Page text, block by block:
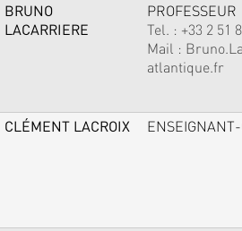
BRUNO
LACARRIERE
PROFESSEUR
Tel. : +33 2 51
Mail :
atlantique.fr
CLÉMENT LACROIX